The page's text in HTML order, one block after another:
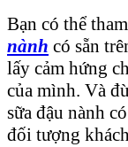
Bạn có thể
nành có sẵn
lấy cảm hứng
của mình. Và
sữa đậu nành
đối tượng